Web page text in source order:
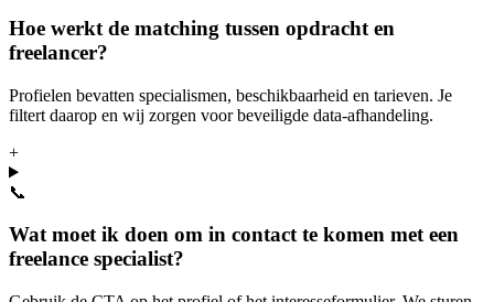
Hoe werkt de matching tussen opdracht en
freelancer?
Profielen bevatten specialismen, beschikbaarheid en tarieven. Je
filtert daarop en wij zorgen voor beveiligde data-afhandeling.
+
📞
Wat moet ik doen om in contact te komen met een
freelance specialist?